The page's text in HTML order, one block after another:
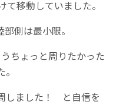
移動していました。
側は最小限。
ちょっと周りたかった
しました！ と自信を